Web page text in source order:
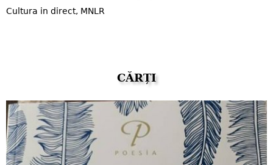
Cultura in direct, MNLR
CĂRȚI